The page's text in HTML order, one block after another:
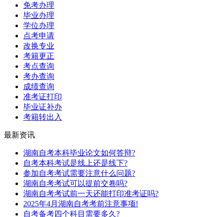
免考办理
毕业办理
学位办理
点考申请
改换专业
考籍更正
考点查询
考办查询
成绩查询
准考证打印
毕业证补办
考籍转出入
最新资讯
湖南自考本科毕业论文如何答辩?
自考本科考试是线上还是线下?
参加自考考试需要注意什么问题?
湖南自考考试可以提前交卷吗?
湖南自考考试前一天还能打印准考证吗?
2025年4月湖南自考考前注意事项!
自考备考四个科目需要多久?